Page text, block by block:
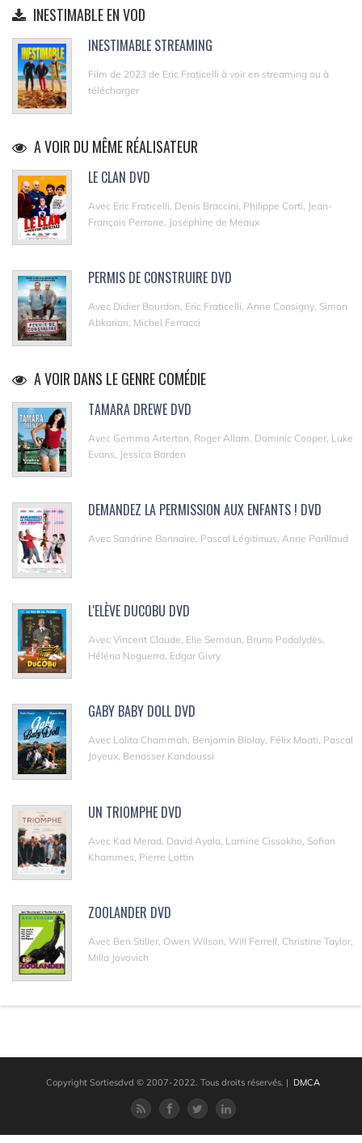
INESTIMABLE EN VOD
INESTIMABLE STREAMING
Film de 2023 de Eric Fraticelli à voir en streaming ou à
télécharger
A VOIR DU MÊME RÉALISATEUR
LE CLAN DVD
Avec Eric Fraticelli, Denis Braccini, Philippe Corti, Jean-
François Perrone, Joséphine de Meaux
PERMIS DE CONSTRUIRE DVD
Avec Didier Bourdon, Eric Fraticelli, Anne Consigny, Simon
Abkarian, Michel Ferracci
A VOIR DANS LE GENRE COMÉDIE
TAMARA DREWE DVD
Avec Gemma Arterton, Roger Allam, Dominic Cooper, Luke
Evans, Jessica Barden
DEMANDEZ LA PERMISSION AUX ENFANTS ! DVD
Avec Sandrine Bonnaire, Pascal Légitimus, Anne Parillaud
L'ELÈVE DUCOBU DVD
Avec Vincent Claude, Elie Semoun, Bruno Podalydès,
Héléna Noguerra, Edgar Givry
GABY BABY DOLL DVD
Avec Lolita Chammah, Benjamin Biolay, Félix Moati, Pascal
Joyeux, Benasser Kandoussi
UN TRIOMPHE DVD
Avec Kad Merad, David Ayala, Lamine Cissokho, Sofian
Khammes, Pierre Lottin
ZOOLANDER DVD
Avec Ben Stiller, Owen Wilson, Will Ferrell, Christine Taylor,
Milla Jovovich
Copyright Sortiesdvd © 2007-2022. Tous droits réservés. | DMCA